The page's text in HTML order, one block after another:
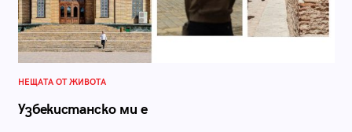
НЕЩАТА ОТ ЖИВОТА
Узбекистанско ми е